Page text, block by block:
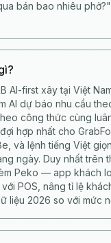
bán bao nhiêu
AI-first xây tại Việt
AI dự báo nhu cầu
công thức cùng
hợp nhất cho
và lệnh tiếng Việt
ngày. Duy nhất trên
Peko — app khách
POS, nâng tỉ lệ
liệu 2026 so với mức